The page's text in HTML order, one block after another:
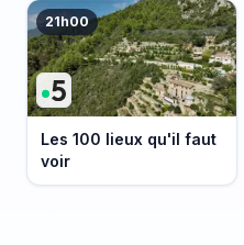
21h00
Les 100 lieux qu'il faut
voir